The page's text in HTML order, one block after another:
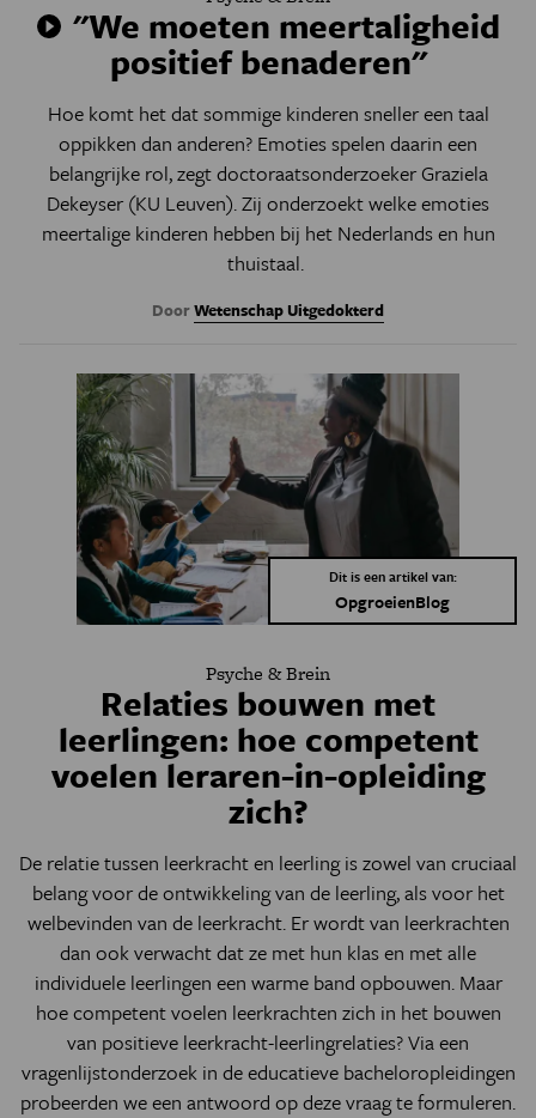
"We moeten meertaligheid
positief benaderen"
Hoe komt het dat sommige kinderen sneller een taal
oppikken dan anderen? Emoties spelen daarin een
belangrijke rol, zegt doctoraatsonderzoeker Graziela
Dekeyser (KU Leuven). Zij onderzoekt welke emoties
meertalige kinderen hebben bij het Nederlands en hun
thuistaal.
DoorWetenschap Uitgedokterd
Dit is een artikel van:
OpgroeienBlog
Psyche & Brein
Relaties bouwen met
leerlingen: hoe competent
voelen leraren-in-opleiding
zich?
De relatie tussen leerkracht en leerling is zowel van cruciaal
belang voor de ontwikkeling van de leerling, als voor het
welbevinden van de leerkracht. Er wordt van leerkrachten
dan ook verwacht dat ze met hun klas en met alle
individuele leerlingen een warme band opbouwen. Maar
hoe competent voelen leerkrachten zich in het bouwen
van positieve leerkracht-leerlingrelaties? Via een
vragenlijstonderzoek in de educatieve bacheloropleidingen
probeerden we een antwoord op deze vraag te formuleren.